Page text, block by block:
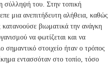
σύλληψή του. Στην τοπική
μια ανεπιτήδευτη αλήθεια, καθώς
βιωματικά την ανάγκη
να φωτίζεται και να
σημαντικό στοιχείο ήταν ο τρόπος
εντασσόταν στο τοπίο, τόσο